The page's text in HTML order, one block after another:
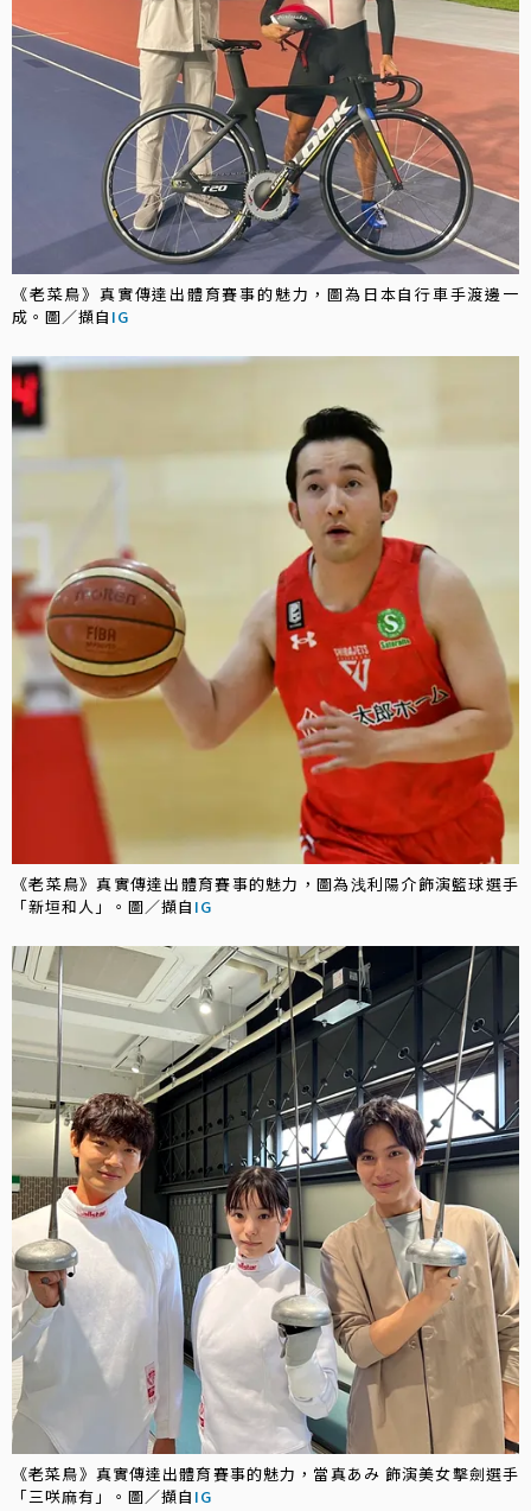
《老菜鳥》真實傳達出體育賽事的魅力，圖為日本自行車手渡邊一
成。圖／擷自 IG
《老菜鳥》真實傳達出體育賽事的魅力，圖為浅利陽介飾演籃球選手
「新垣和人」。圖／擷自 IG
《老菜鳥》真實傳達出體育賽事的魅力，當真あみ 飾演美女擊劍選手
「三咲麻有」。圖／擷自 IG